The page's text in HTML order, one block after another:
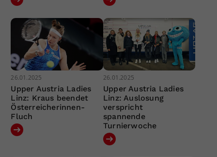
26.01.2025
Upper Austria Ladies
Linz: Kraus beendet
Österreicherinnen-
Fluch
26.01.2025
Upper Austria Ladies
Linz: Auslosung
verspricht
spannende
Turnierwoche